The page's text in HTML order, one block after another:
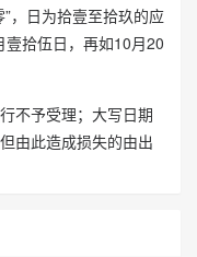
，日为拾壹至拾玖的应
壹拾伍日，再如10月20
不予受理；大写日期
由此造成损失的由出